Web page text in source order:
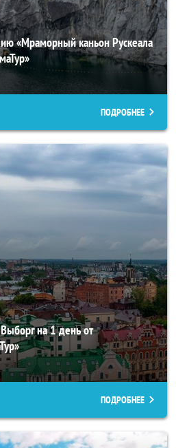
«Мраморный каньон Рускеала
ПОДРОБНЕЕ
на 1 день от
ПОДРОБНЕЕ